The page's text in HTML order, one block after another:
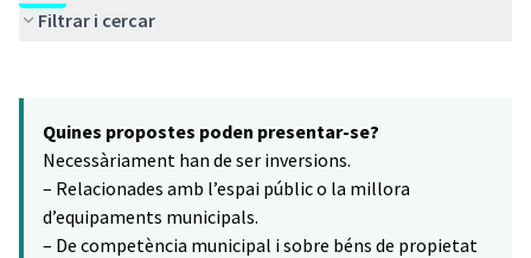
Filtrar i cercar
−
Quines propostes poden presentar-se?
Necessàriament han de ser inversions.
– Relacionades amb l’espai públic o la millora
d’equipaments municipals.
– De competència municipal i sobre béns de propietat